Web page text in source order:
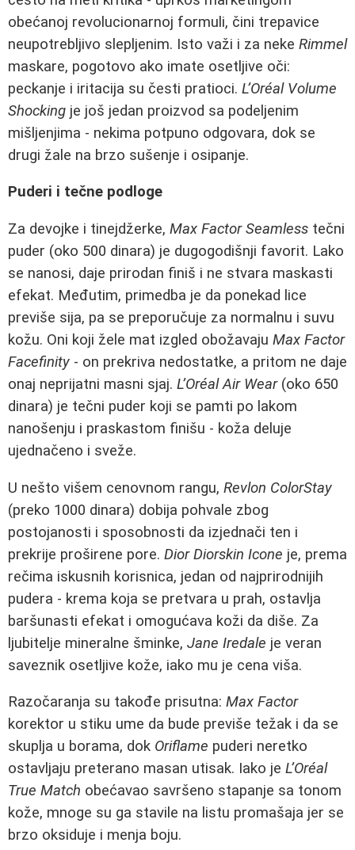
obećanoj revolucionarnoj formuli, čini trepavice
neupotrebljivo slepljenim. Isto važi i za neke Rimmel
maskare, pogotovo ako imate osetljive oči:
peckanje i iritacija su česti pratioci. L’Oréal Volume
Shocking je još jedan proizvod sa podeljenim
mišljenjima - nekima potpuno odgovara, dok se
drugi žale na brzo sušenje i osipanje.
Puderi i tečne podloge
Za devojke i tinejdžerke, Max Factor Seamless tečni
puder (oko 500 dinara) je dugogodišnji favorit. Lako
se nanosi, daje prirodan finiš i ne stvara maskasti
efekat. Međutim, primedba je da ponekad lice
previše sija, pa se preporučuje za normalnu i suvu
kožu. Oni koji žele mat izgled obožavaju Max Factor
Facefinity - on prekriva nedostatke, a pritom ne daje
onaj neprijatni masni sjaj. L’Oréal Air Wear(oko 650
dinara) je tečni puder koji se pamti po lakom
nanošenju i praskastom finišu - koža deluje
ujednačeno i sveže.
U nešto višem cenovnom rangu, Revlon ColorStay
(preko 1000 dinara) dobija pohvale zbog
postojanosti i sposobnosti da izjednači ten i
prekrije proširene pore. Dior Diorskin Icone je, prema
rečima iskusnih korisnica, jedan od najprirodnijih
pudera - krema koja se pretvara u prah, ostavlja
baršunasti efekat i omogućava koži da diše. Za
ljubitelje mineralne šminke, Jane Iredale je veran
saveznik osetljive kože, iako mu je cena viša.
Razočaranja su takođe prisutna: Max Factor
korektor u stiku ume da bude previše težak i da se
skuplja u borama, dok Oriflame puderi neretko
ostavljaju preterano masan utisak. Iako je L’Oréal
True Match obećavao savršeno stapanje sa tonom
kože, mnoge su ga stavile na listu promašaja jer se
brzo oksiduje i menja boju.